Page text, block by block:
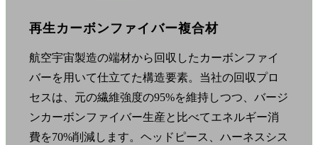
再生カーボンファイバー複合材
航空宇宙製造の端材から回収したカーボンファイ
バーを用いて仕立てた構造要素。当社の回収プロ
セスは、元の繊維強度の95%を維持しつつ、バージ
ンカーボンファイバー生産と比べてエネルギー消
費を70%削減します。ヘッドピース、ハーネスシス